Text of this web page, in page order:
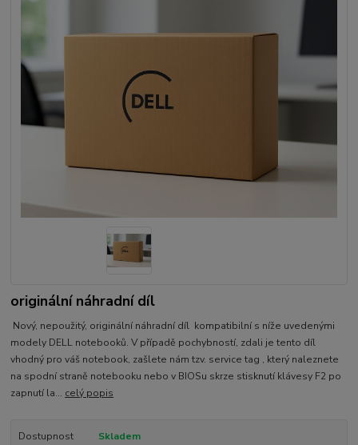
originální náhradní díl
Nový, nepoužitý, originální náhradní díl kompatibilní s níže uvedenými
modely DELL notebooků. V případě pochybností, zdali je tento díl
vhodný pro váš notebook, zašlete nám tzv. service tag , který naleznete
na spodní straně notebooku nebo v BIOSu skrze stisknutí klávesy F2 po
zapnutí la... celý popis
Dostupnost
Skladem